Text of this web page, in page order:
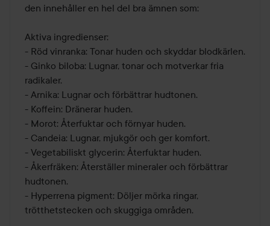
den innehåller en hel del bra ämnen som:
Aktiva ingredienser:
- Röd vinranka: Tonar huden och skyddar blodkärlen.
- Ginko biloba: Lugnar, tonar och motverkar fria
radikaler.
- Arnika: Lugnar och förbättrar hudtonen.
- Koffein: Dränerar huden.
- Morot: Återfuktar och förnyar huden.
- Candeia: Lugnar, mjukgör och ger komfort.
- Vegetabiliskt glycerin: Återfuktar huden.
- Åkerfräken: Återställer mineraler och förbättrar
hudtonen.
- Hyperrena pigment: Döljer mörka ringar,
trötthetstecken och skuggiga områden.